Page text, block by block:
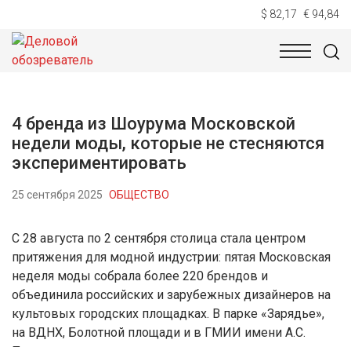
$ 82,17 € 94,84
НОВОСТИ
4 бренда из Шоурума Московской
недели моды, которые не стесняются
экспериментировать
25 сентября 2025 ОБЩЕСТВО
С 28 августа по 2 сентября столица стала центром
притяжения для модной индустрии: пятая Московская
неделя моды собрала более 220 брендов и
объединила российских и зарубежных дизайнеров на
культовых городских площадках. В парке «Зарядье»,
на ВДНХ, Болотной площади и в ГМИИ имени А.С.